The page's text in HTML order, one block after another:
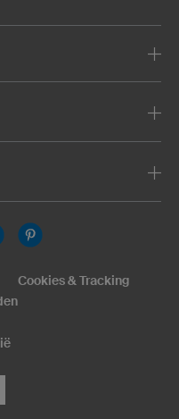
Cookies & Tracking